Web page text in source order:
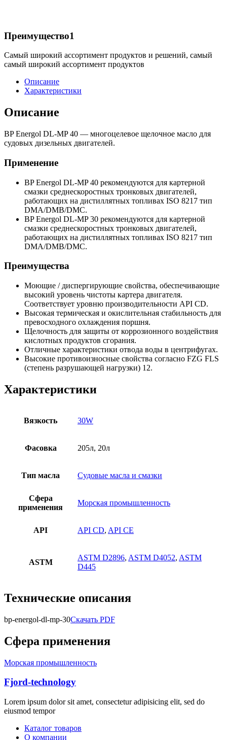
Преимущество1
Самый широкий ассортимент продуктов и решений, самый
самый широкий ассортимент продуктов
Описание
Характеристики
Описание
BP Energol DL-MP 40 — многоцелевое щелочное масло для
судовых дизельных двигателей.
Применение
BP Energol DL-MP 40 рекомендуются для картерной
смазки среднескоростных тронковых двигателей,
работающих на дистиллятных топливах ISO 8217 тип
DMA/DMB/DMC.
BP Energol DL-MP 30 рекомендуются для картерной
смазки среднескоростных тронковых двигателей,
работающих на дистиллятных топливах ISO 8217 тип
DMA/DMB/DMC.
Преимущества
Моющие / диспергирующие свойства, обеспечивающие
высокий уровень чистоты картера двигателя.
Соответствует уровню производительности API CD.
Высокая термическая и окислительная стабильность для
превосходного охлаждения поршня.
Щелочность для защиты от коррозионного воздействия
кислотных продуктов сгорания.
Отличные характеристики отвода воды в центрифугах.
Высокие противоизносные свойства согласно FZG FLS
(степень разрушающей нагрузки) 12.
Характеристики
Вязкость 30W
Фасовка 205л, 20л
Тип масла Судовые масла и смазки
Сфера
применения
Морская промышленность
API API CD, API CE
ASTM
ASTM D2896, ASTM D4052, ASTM
D445
Технические описания
bp-energol-dl-mp-30Скачать PDF
Сфера применения
Морская промышленность
Fjord-technology
Lorem ipsum dolor sit amet, consectetur adipisicing elit, sed do
eiusmod tempor
Каталог товаров
О компании